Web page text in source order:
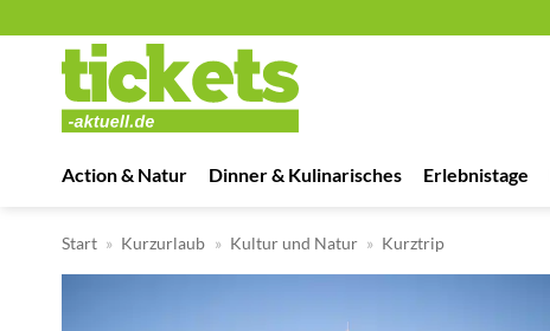
springen
Action & Natur Dinner & Kulinarisches Erlebnistage
Start » Kurzurlaub » Kultur und Natur » Kurztrip